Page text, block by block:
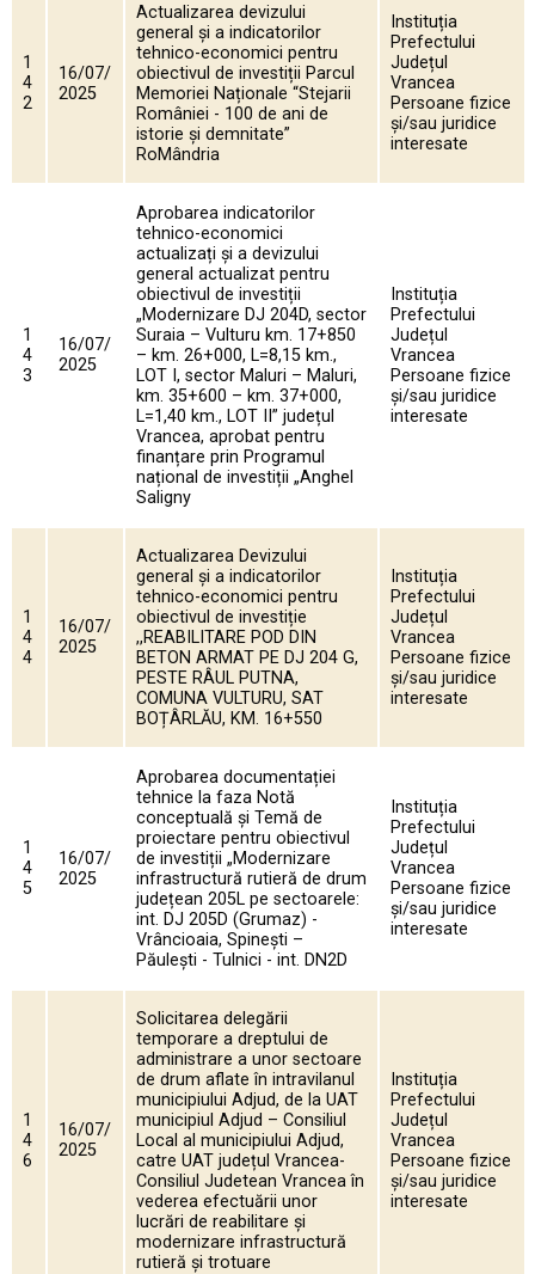
1
4
2
16/07/
2025
Actualizarea devizului
general și a indicatorilor
tehnico-economici pentru
obiectivul de investiții Parcul
Memoriei Naționale “Stejarii
României - 100 de ani de
istorie și demnitate”
RoMândria
Instituția
Prefectului
Județul
Vrancea
Persoane fizice
și/sau juridice
interesate
1
4
3
16/07/
2025
Aprobarea indicatorilor
tehnico-economici
actualizați și a devizului
general actualizat pentru
obiectivul de investiții
„Modernizare DJ 204D, sector
Suraia – Vulturu km. 17+850
– km. 26+000, L=8,15 km.,
LOT I, sector Maluri – Maluri,
km. 35+600 – km. 37+000,
L=1,40 km., LOT II” județul
Vrancea, aprobat pentru
finanțare prin Programul
național de investiții „Anghel
Saligny
Instituția
Prefectului
Județul
Vrancea
Persoane fizice
și/sau juridice
interesate
1
4
4
16/07/
2025
Actualizarea Devizului
general și a indicatorilor
tehnico-economici pentru
obiectivul de investiție
,,REABILITARE POD DIN
BETON ARMAT PE DJ 204 G,
PESTE RÂUL PUTNA,
COMUNA VULTURU, SAT
BOȚÂRLĂU, KM. 16+550
Instituția
Prefectului
Județul
Vrancea
Persoane fizice
și/sau juridice
interesate
1
4
5
16/07/
2025
Aprobarea documentației
tehnice la faza Notă
conceptuală și Temă de
proiectare pentru obiectivul
de investiții „Modernizare
infrastructură rutieră de drum
județean 205L pe sectoarele:
int. DJ 205D (Grumaz) -
Vrâncioaia, Spinești –
Păulești - Tulnici - int. DN2D
Instituția
Prefectului
Județul
Vrancea
Persoane fizice
și/sau juridice
interesate
1
4
6
16/07/
2025
Solicitarea delegării
temporare a dreptului de
administrare a unor sectoare
de drum aflate în intravilanul
municipiului Adjud, de la UAT
municipiul Adjud – Consiliul
Local al municipiului Adjud,
catre UAT județul Vrancea-
Consiliul Judetean Vrancea în
vederea efectuării unor
lucrări de reabilitare și
modernizare infrastructură
rutieră și trotuare
Instituția
Prefectului
Județul
Vrancea
Persoane fizice
și/sau juridice
interesate